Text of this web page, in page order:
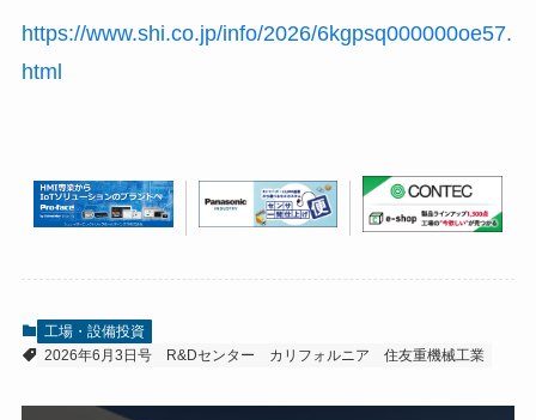
https://www.shi.co.jp/info/2026/6kgpsq000000oe57.
html
工場・設備投資
2026年6月3日号
R&Dセンター カリフォルニア 住友重機械工業